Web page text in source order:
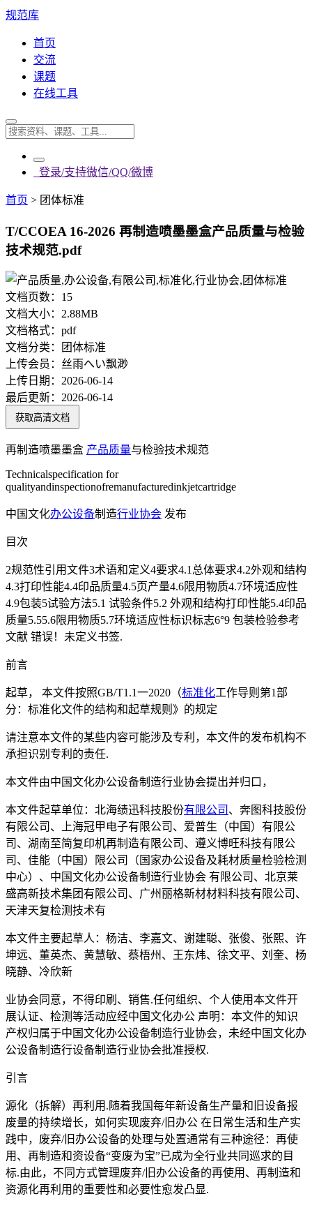
规范库
首页
交流
课题
在线工具
登录/支持微信/QQ/微博
首页 > 团体标准
T/CCOEA 16-2026 再制造喷墨墨盒产品质量与检验
技术规范.pdf
文档页数： 15
文档大小： 2.88MB
文档格式： pdf
文档分类：
团体标准
上传会员： 丝雨へい飘渺
上传日期： 2026-06-14
最后更新： 2026-06-14
获取高清文档
再制造喷墨墨盒 产品质量与检验技术规范
Technicalspecification for
qualityandinspectionofremanufacturedinkjetcartridge
中国文化办公设备制造行业协会 发布
目次
2规范性引用文件3术语和定义4要求4.1总体要求4.2外观和结构
4.3打印性能4.4印品质量4.5页产量4.6限用物质4.7环境适应性
4.9包装5试验方法5.1 试验条件5.2 外观和结构打印性能5.4印品
质量5.55.6限用物质5.7环境适应性标识标志6°9 包装检验参考
文献 错误！未定义书签.
前言
起草， 本文件按照GB/T1.1一2020（标准化工作导则第1部
分：标准化文件的结构和起草规则》的规定
请注意本文件的某些内容可能涉及专利，本文件的发布机构不
承担识别专利的责任.
本文件由中国文化办公设备制造行业协会提出并归口，
本文件起草单位：北海绩迅科技股份有限公司 、奔图科技股份
有限公司、上海冠甲电子有限公司、爱普生（中国）有限公
司、湖南至简复印机再制造有限公司、遵义博旺科技有限公
司、佳能（中国）限公司（国家办公设备及耗材质量检验检测
中心）、中国文化办公设备制造行业协会 有限公司、北京莱
盛高新技术集团有限公司、广州丽格新材材料科技有限公司、
天津天复检测技术有
本文件主要起草人：杨洁、李嘉文、谢建聪、张俊、张熙、许
坤远、董英杰、黄慧敏、蔡梧州、王东炜、徐文平、刘奎、杨
晓静、冷欣新
业协会同意，不得印刷、销售.任何组织、个人使用本文件开
展认证、检测等活动应经中国文化办公 声明：本文件的知识
产权归属于中国文化办公设备制造行业协会，未经中国文化办
公设备制造行设备制造行业协会批准授权.
引言
源化（拆解）再利用.随着我国每年新设备生产量和旧设备报
废量的持续增长，如何实现废弃/旧办公 在日常生活和生产实
践中，废弃/旧办公设备的处理与处置通常有三种途径：再使
用、再制造和资设备“变废为宝”已成为全行业共同巡求的目
标.由此，不同方式管理废弃/旧办公设备的再使用、再制造和
资源化再利用的重要性和必要性愈发凸显.